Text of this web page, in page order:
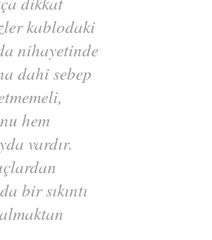
kablodaki
nihayetinde
dahi sebep
hem
vardır.
bir sıkıntı